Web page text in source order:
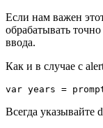
Если нам важен
обрабатывать
ввода.
Как и в случае с
var years =
Всегда указывайте